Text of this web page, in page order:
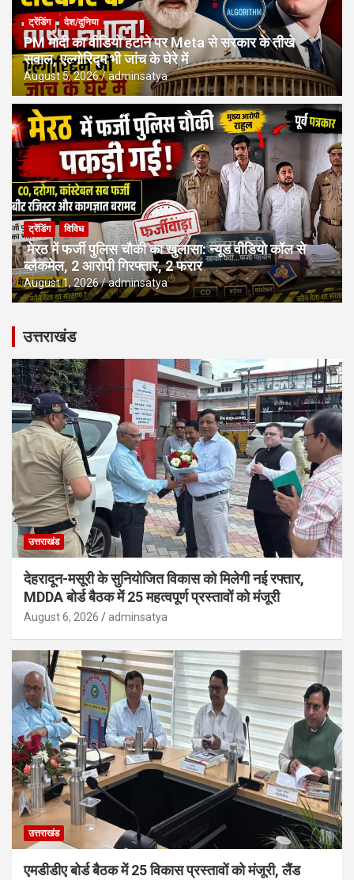
ट्रेंडिंग देश/दुनिया
PM मोदी का वीडियो हटाने पर Meta से सरकार के तीखे
सवाल, एल्गोरिद्म भी जांच के घेरे में
August 5, 2026 adminsatya
ट्रेंडिंग विविध
मेरठ में फर्जी पुलिस चौकी का खुलासा: न्यूड वीडियो कॉल से
ब्लैकमेल, 2 आरोपी गिरफ्तार, 2 फरार
August 1, 2026 adminsatya
उत्तराखंड
उत्तराखंड
देहरादून-मसूरी के सुनियोजित विकास को मिलेगी नई रफ्तार,
MDDA बोर्ड बैठक में 25 महत्वपूर्ण प्रस्तावों को मंजूरी
August 6, 2026 adminsatya
उत्तराखंड
एमडीडीए बोर्ड बैठक में 25 विकास प्रस्तावों को मंजूरी, लैंड